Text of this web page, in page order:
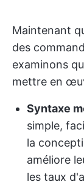
Maintenant
des
examinons
mettre en
Syntaxe
simple,
la
améliore
les taux